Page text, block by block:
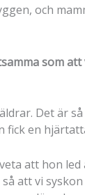
och
som att
Det är
fick en
att hon
att vi